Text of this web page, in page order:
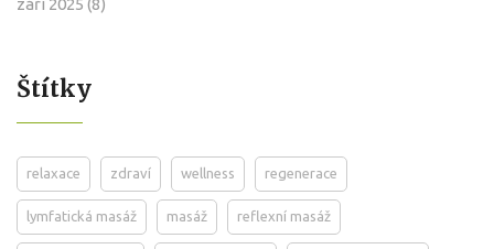
Štítky
relaxace zdraví wellness regenerace
lymfatická masáž masáž reflexní masáž